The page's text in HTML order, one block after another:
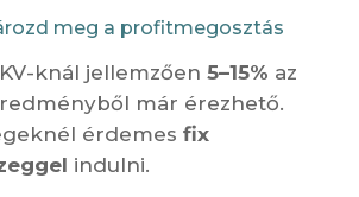
meg a profitmegosztás
knál jellemzően 5–15% az
már érezhető.
érdemes fix
indulni.